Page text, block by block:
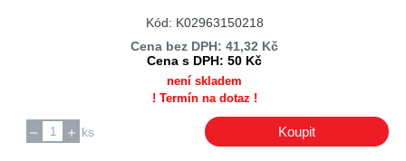
Kód: K02963150218
Cena bez DPH: 41,32 Kč
Cena s DPH: 50 Kč
není skladem
! Termín na dotaz !
ks Koupit